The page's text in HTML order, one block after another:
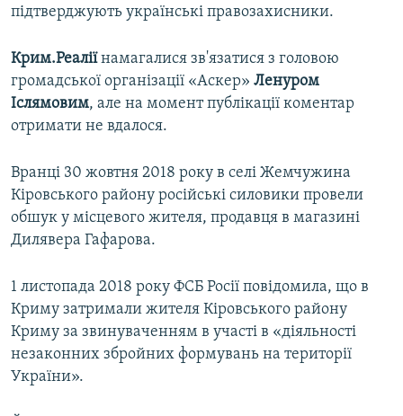
підтверджують українські правозахисники.
Крим.Реаліїнамагалися зв'язатися з головою
громадської організації «Аскер» Ленуром
Іслямовим, але на момент публікації коментар
отримати не вдалося.
Вранці 30 жовтня 2018 року в селі Жемчужина
Кіровського району російські силовики провели
обшук у місцевого жителя, продавця в магазині
Дилявера Гафарова.
1 листопада 2018 року ФСБ Росії повідомила, що в
Криму затримали жителя Кіровського району
Криму за звинуваченням в участі в «діяльності
незаконних збройних формувань на території
України».